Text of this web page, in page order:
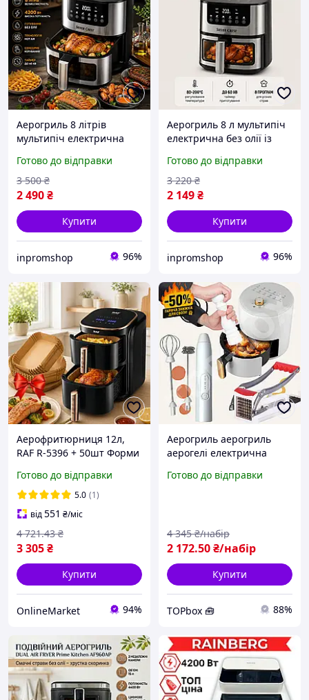
Аерогриль 8 літрів
мультипіч електрична
керуванням 4200 Вт для
дому та кухні
Готово до відправки
2 490₴
3 500 ₴
Купити
inpromshop 96%
Аерогриль 8 л мультипіч
електрична без олії із
4200 Вт,
аерофритюрниця для
дому та кухні
Готово до відправки
2 149₴
3 220 ₴
Купити
inpromshop 96%
Аерофритюрниця 12л,
RAF R-5396 + 50шт Форми
Мультипіч / Електрична
фритюрниця без олії /
Аерогриль
Готово до відправки
5.0 (1)
від551 ₴/міс
3 305₴
4 721.43 ₴
Купити
OnlineMarket 94%
Аерогриль аерогриль
аерогелі електрична
аерогриль без олії
Готово до відправки
2 172.50₴/набір
4 345 ₴/набір
Купити
TOPbox 🧰 88%